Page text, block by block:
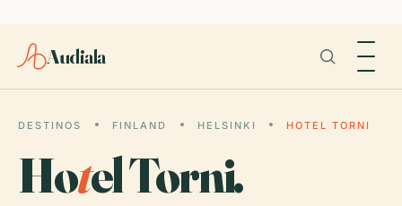
Audiala
DESTINOS FINLAND HELSINKI HOTEL TORNI
Hotel Torni.